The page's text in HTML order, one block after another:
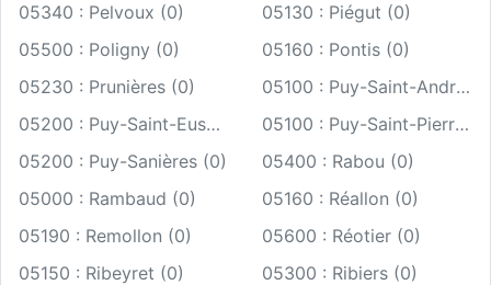
05340 : Pelvoux (0)
05130 : Piégut (0)
05500 : Poligny (0)
05160 : Pontis (0)
05230 : Prunières (0)
05100 : Puy-Saint-André (0)
05200 : Puy-Saint-Eusèbe (0)
05100 : Puy-Saint-Pierre (0)
05200 : Puy-Sanières (0)
05400 : Rabou (0)
05000 : Rambaud (0)
05160 : Réallon (0)
05190 : Remollon (0)
05600 : Réotier (0)
05150 : Ribeyret (0)
05300 : Ribiers (0)